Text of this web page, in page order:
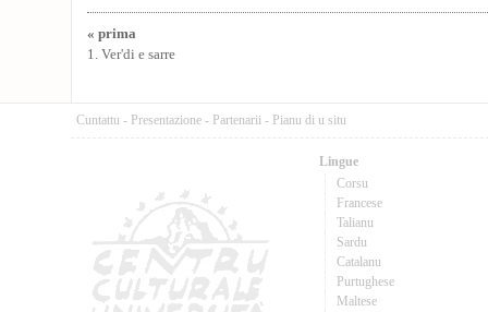
« prima
1. Ver'di e sarre
Cuntattu - Presentazione - Partenarii - Pianu di u situ
Lingue
Corsu
Francese
Talianu
Sardu
Catalanu
Purtughese
Maltese